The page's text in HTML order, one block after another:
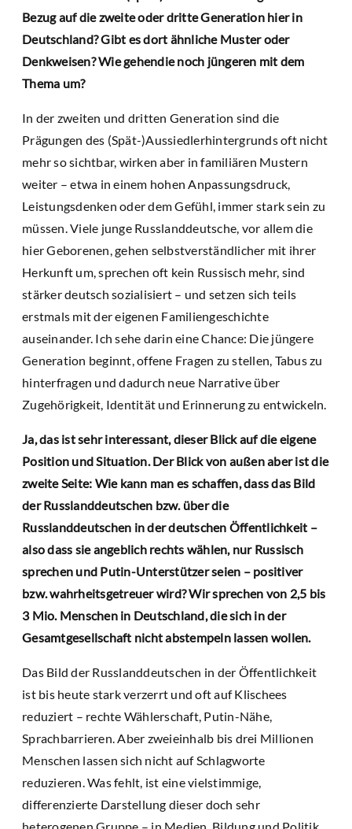
Bezug auf die zweite oder dritte Generation hier in
Deutschland? Gibt es dort ähnliche Muster oder
Denkweisen? Wie gehendie noch jüngeren mit dem
Thema um?
In der zweiten und dritten Generation sind die
Prägungen des (Spät-)Aussiedlerhintergrunds oft nicht
mehr so sichtbar, wirken aber in familiären Mustern
weiter – etwa in einem hohen Anpassungsdruck,
Leistungsdenken oder dem Gefühl, immer stark sein zu
müssen. Viele junge Russlanddeutsche, vor allem die
hier Geborenen, gehen selbstverständlicher mit ihrer
Herkunft um, sprechen oft kein Russisch mehr, sind
stärker deutsch sozialisiert – und setzen sich teils
erstmals mit der eigenen Familiengeschichte
auseinander. Ich sehe darin eine Chance: Die jüngere
Generation beginnt, offene Fragen zu stellen, Tabus zu
hinterfragen und dadurch neue Narrative über
Zugehörigkeit, Identität und Erinnerung zu entwickeln.
Ja, das ist sehr interessant, dieser Blick auf die eigene
Position und Situation. Der Blick von außen aber ist die
zweite Seite: Wie kann man es schaffen, dass das Bild
der Russlanddeutschen bzw. über die
Russlanddeutschen in der deutschen Öffentlichkeit –
also dass sie angeblich rechts wählen, nur Russisch
sprechen und Putin-Unterstützer seien – positiver
bzw. wahrheitsgetreuer wird? Wir sprechen von 2,5 bis
3 Mio. Menschen in Deutschland, die sich in der
Gesamtgesellschaft nicht abstempeln lassen wollen.
Das Bild der Russlanddeutschen in der Öffentlichkeit
ist bis heute stark verzerrt und oft auf Klischees
reduziert – rechte Wählerschaft, Putin-Nähe,
Sprachbarrieren. Aber zweieinhalb bis drei Millionen
Menschen lassen sich nicht auf Schlagworte
reduzieren. Was fehlt, ist eine vielstimmige,
differenzierte Darstellung dieser doch sehr